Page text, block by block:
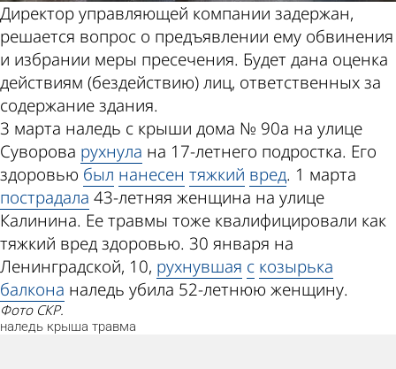
Директор управляющей компании задержан,
решается вопрос о предъявлении ему обвинения
и избрании меры пресечения. Будет дана оценка
действиям (бездействию) лиц, ответственных за
содержание здания.
3 марта наледь с крыши дома № 90а на улице
Суворова рухнула на 17-летнего подростка. Его
здоровью был нанесен тяжкий вред. 1 марта
пострадала 43-летняя женщина на улице
Калинина. Ее травмы тоже квалифицировали как
тяжкий вред здоровью. 30 января на
Ленинградской, 10, рухнувшая с козырька
балкона наледь убила 52-летнюю женщину.
Фото СКР.
наледь крыша травма